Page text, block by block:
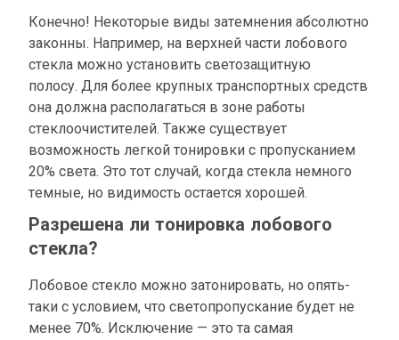
Конечно! Некоторые виды затемнения абсолютно
законны. Например, на верхней части лобового
стекла можно установить светозащитную
полосу. Для более крупных транспортных средств
она должна располагаться в зоне работы
стеклоочистителей. Также существует
возможность легкой тонировки с пропусканием
20% света. Это тот случай, когда стекла немного
темные, но видимость остается хорошей.
Разрешена ли тонировка лобового
стекла?
Лобовое стекло можно затонировать, но опять-
таки с условием, что светопропускание будет не
менее 70%. Исключение — это та самая